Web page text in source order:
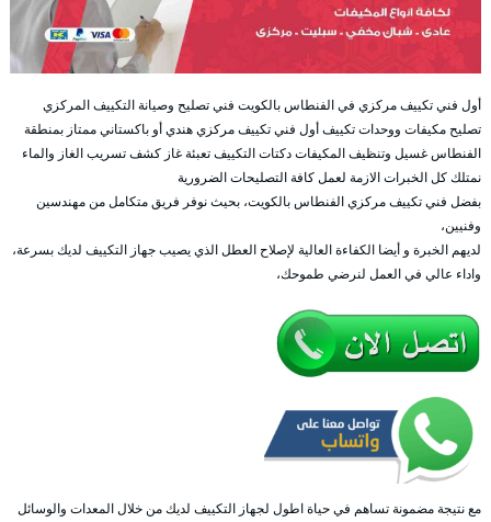
أول فني تكييف مركزي في الفنطاس بالكويت فني تصليح وصيانة التكييف المركزي
تصليح مكيفات ووحدات تكييف أول فني تكييف مركزي هندي أو باكستاني ممتاز بمنطقة
الفنطاس غسيل وتنظيف المكيفات دكتات التكييف تعبئة غاز كشف تسريب الغاز والماء
نمتلك كل الخبرات الازمة لعمل كافة التصليحات الضرورية
بفضل فني تكييف مركزي الفنطاس بالكويت، بحيث نوفر فريق متكامل من مهندسين
وفنيين،
لديهم الخبرة و أيضا الكفاءة العالية لإصلاح العطل الذي يصيب جهاز التكييف لديك بسرعة،
واداء عالي في العمل لنرضي طموحك،
مع نتيجة مضمونة تساهم في حياة اطول لجهاز التكييف لديك من خلال المعدات والوسائل